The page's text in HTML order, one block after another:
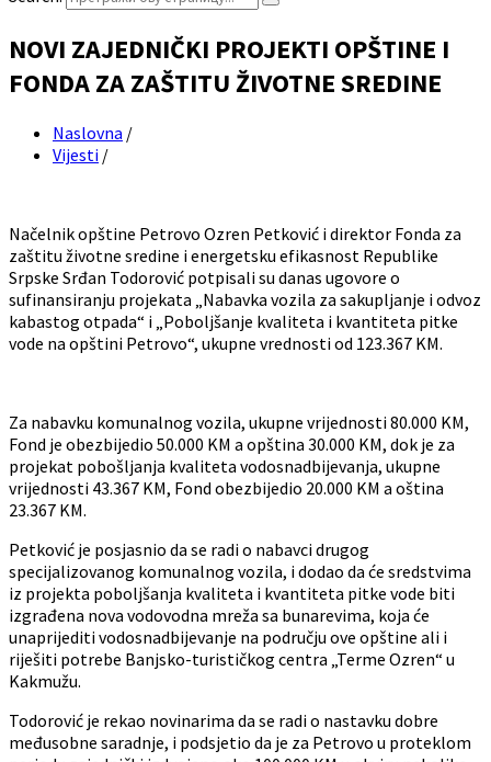
NOVI ZAJEDNIČKI PROJEKTI OPŠTINE I
FONDA ZA ZAŠTITU ŽIVOTNE SREDINE
Naslovna /
Vijesti /
Načelnik opštine Petrovo Ozren Petković i direktor Fonda za
zaštitu životne sredine i energetsku efikasnost Republike
Srpske Srđan Todorović potpisali su danas ugovore o
sufinansiranju projekata „Nabavka vozila za sakupljanje i odvoz
kabastog otpada“ i „Poboljšanje kvaliteta i kvantiteta pitke
vode na opštini Petrovo“, ukupne vrednosti od 123.367 KM.
Za nabavku komunalnog vozila, ukupne vrijednosti 80.000 KM,
Fond je obezbijedio 50.000 KM a opština 30.000 KM, dok je za
projekat pobošljanja kvaliteta vodosnadbijevanja, ukupne
vrijednosti 43.367 KM, Fond obezbijedio 20.000 KM a oština
23.367 KM.
Petković je posjasnio da se radi o nabavci drugog
specijalizovanog komunalnog vozila, i dodao da će sredstvima
iz projekta poboljšanja kvaliteta i kvantiteta pitke vode biti
izgrađena nova vodovodna mreža sa bunarevima, koja će
unaprijediti vodosnadbijevanje na području ove opštine ali i
riješiti potrebe Banjsko-turističkog centra „Terme Ozren“ u
Kakmužu.
Todorović je rekao novinarima da se radi o nastavku dobre
međusobne saradnje, i podsjetio da je za Petrovo u proteklom